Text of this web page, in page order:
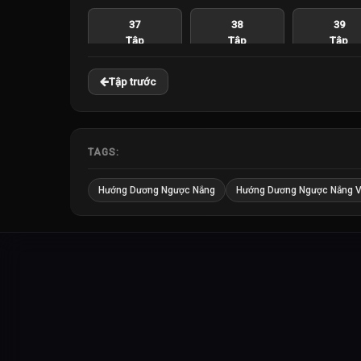
37
Tập
38
Tập
39
Tập
43
Tập
Tập
56
Tập
Tập
Tập trước
TAGS:
Hướng Dương Ngược Nắng Hướng Dương Ngược Nắng